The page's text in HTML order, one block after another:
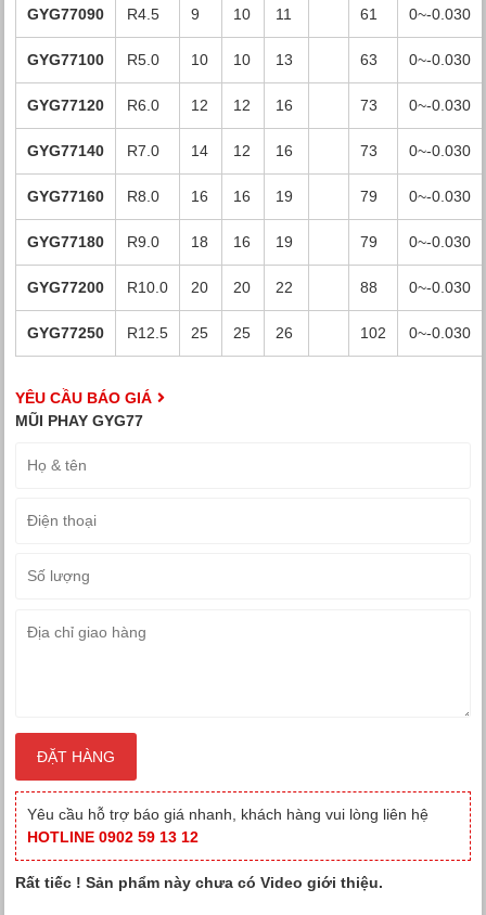
GYG77090 R4.5 9 10 11 61 0~-0.030
GYG77100 R5.0 10 10 13 63 0~-0.030
GYG77120 R6.0 12 12 16 73 0~-0.030
GYG77140 R7.0 14 12 16 73 0~-0.030
GYG77160 R8.0 16 16 19 79 0~-0.030
GYG77180 R9.0 18 16 19 79 0~-0.030
GYG77200 R10.0 20 20 22 88 0~-0.030
GYG77250 R12.5 25 25 26 102 0~-0.030
YÊU CẦU BÁO GIÁ
Yêu cầu hỗ trợ báo giá nhanh, khách hàng vui lòng liên hệ
HOTLINE 0902 59 13 12
Rất tiếc ! Sản phẩm này chưa có Video giới thiệu.